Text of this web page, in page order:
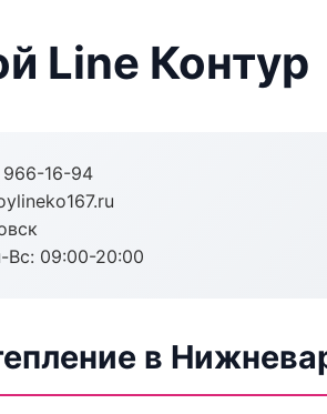
Line Контур
16-94
Вс: 09:00-20:00
в